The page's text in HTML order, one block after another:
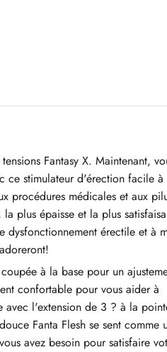
Fantasy X. Maintenant,
ce stimulateur d'érection facile à
procédures médicales et aux
plus épaisse et la plus
dysfonctionnement érectile et à
à la base pour un
confortable pour vous aider à
avec l'extension de 3 ? à la
Fanta Flesh se sent comme
avez besoin pour satisfaire